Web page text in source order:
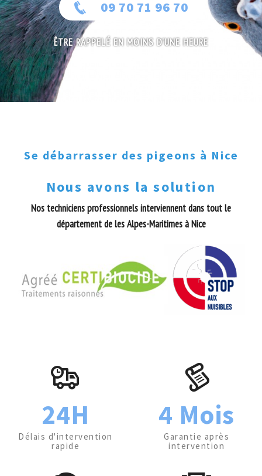
09 70 71 96 70
ÊTRE RAPPELÉ EN MOINS D'UNE HEURE
Se débarrasser des pigeons à Nice
Nous avons la solution
Nos techniciens professionnels interviennent dans tout le
département de les Alpes-Maritimes à Nice
24H
Délais d'intervention
rapide
4 Mois
Garantie après
intervention